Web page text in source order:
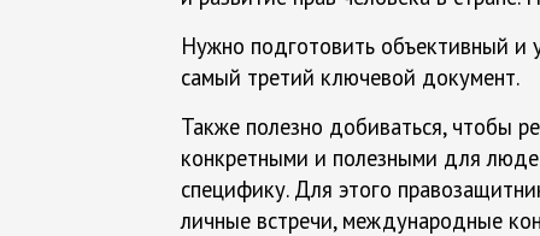
Нужно подготовить объективный и
самый третий ключевой документ.
Также полезно добиваться, чтобы
конкретными и полезными для
специфику. Для этого
личные встречи, международные